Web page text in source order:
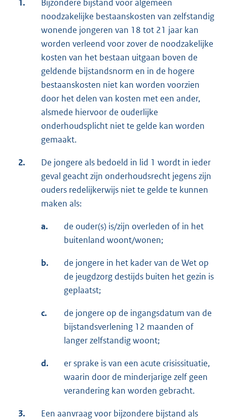
1.
Bijzondere bijstand voor algemeen
noodzakelijke bestaanskosten van zelfstandig
wonende jongeren van 18 tot 21 jaar kan
worden verleend voor zover de noodzakelijke
kosten van het bestaan uitgaan boven de
geldende bijstandsnorm en in de hogere
bestaanskosten niet kan worden voorzien
door het delen van kosten met een ander,
alsmede hiervoor de ouderlijke
onderhoudsplicht niet te gelde kan worden
gemaakt.
2.
De jongere als bedoeld in lid 1 wordt in ieder
geval geacht zijn onderhoudsrecht jegens zijn
ouders redelijkerwijs niet te gelde te kunnen
maken als:
a.
de ouder(s) is/zijn overleden of in het
buitenland woont/wonen;
b.
de jongere in het kader van de Wet op
de jeugdzorg destijds buiten het gezin is
geplaatst;
c.
de jongere op de ingangsdatum van de
bijstandsverlening 12 maanden of
langer zelfstandig woont;
d.
er sprake is van een acute crisissituatie,
waarin door de minderjarige zelf geen
verandering kan worden gebracht.
3.
Een aanvraag voor bijzondere bijstand als